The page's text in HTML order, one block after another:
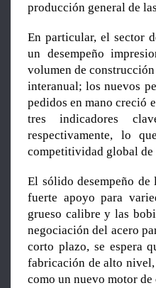
producción general de
En particular, el sector
un desempeño
volumen de
interanual; los nuevos
pedidos en mano creció
tres indicadores
respectivamente, lo
competitividad global
El sólido desempeño
fuerte apoyo para
grueso calibre y las
negociación del acero
corto plazo, se espera
fabricación de alto
como un nuevo motor